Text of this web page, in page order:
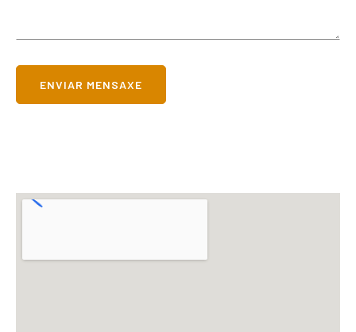
ENVIAR MENSAXE